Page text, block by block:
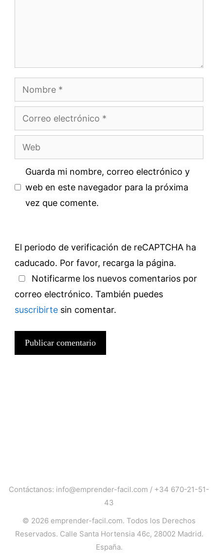
Nombre
Correo
electrónico
Web
Guarda mi nombre, correo electrónico y
web en este navegador para la próxima
vez que comente.
El periodo de verificación de reCAPTCHA ha
caducado. Por favor, recarga la página.
Notificarme los nuevos comentarios por
correo electrónico. También puedes
suscribirte sin comentar.
Contáctanos: info@emprender-facil.com / +34 670-21-51-
43
© 2026 emprender-facil.com. Todos los Derechos
Reservados. Calle Santa Hortensia 46c, 28002 Madrid.
España.